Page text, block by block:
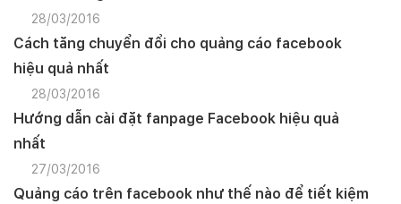
28/03/2016
Cách tăng chuyển đổi cho quảng cáo facebook
hiệu quả nhất
28/03/2016
Hướng dẫn cài đặt fanpage Facebook hiệu quả
nhất
27/03/2016
Quảng cáo trên facebook như thế nào để tiết kiệm